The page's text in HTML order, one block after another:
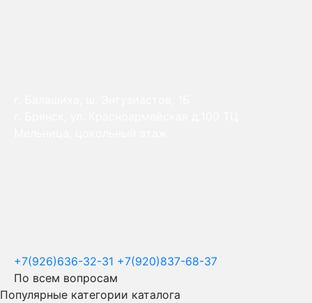
+7(926)636-32-31 +7(920)837-68-37
По всем вопросам
Популярные категории каталога